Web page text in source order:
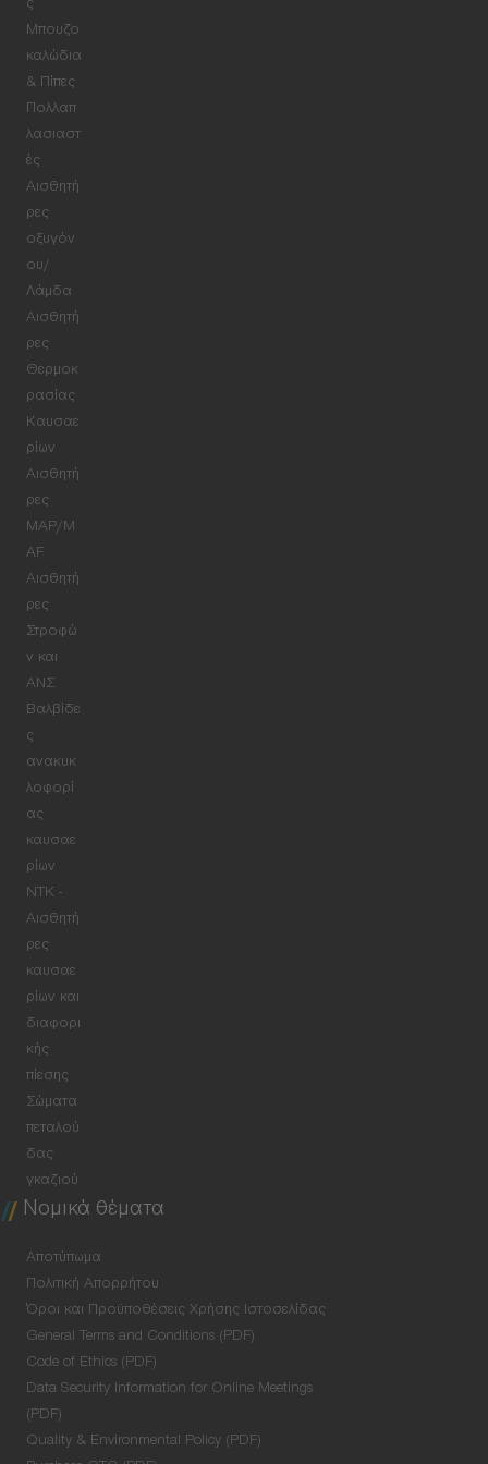
ς
Μπουζο
καλώδια
& Πίπες
Πολλαπ
λασιαστ
ές
Αισθητή
ρες
οξυγόν
ου/
Λάμδα
Αισθητή
ρες
Θερμοκ
ρασίας
Καυσαε
ρίων
Αισθητή
ρες
MAP/M
AF
Αισθητή
ρες
Στροφώ
ν και
ΑΝΣ
Βαλβίδε
ς
ανακυκ
λοφορί
ας
καυσαε
ρίων
NTK -
Αισθητή
ρες
καυσαε
ρίων και
διαφορι
κής
πίεσης
Σώματα
πεταλού
δας
γκαζιού
Νομικά θέματα
Αποτύπωμα
Πολιτική Απορρήτου
Όροι και Προϋποθέσεις Χρήσης Ιστοσελίδας
General Terms and Conditions (PDF)
Code of Ethics (PDF)
Data Security Information for Online Meetings
(PDF)
Quality & Environmental Policy (PDF)